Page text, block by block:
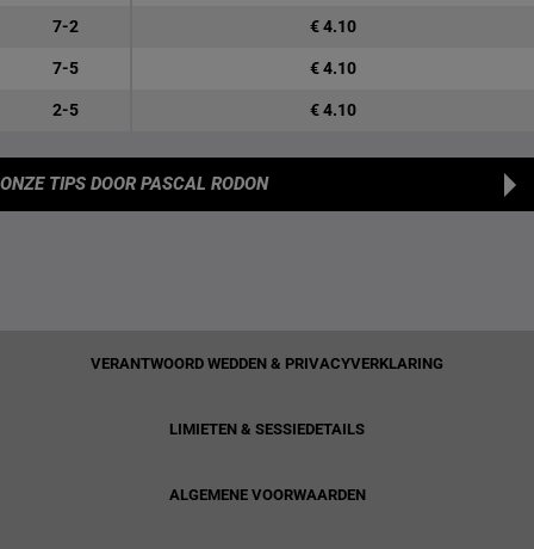
7-2 € 4.10
7-5 € 4.10
2-5 € 4.10
ONZE TIPS DOOR PASCAL RODON
VERANTWOORD WEDDEN & PRIVACYVERKLARING
LIMIETEN & SESSIEDETAILS
ALGEMENE VOORWAARDEN